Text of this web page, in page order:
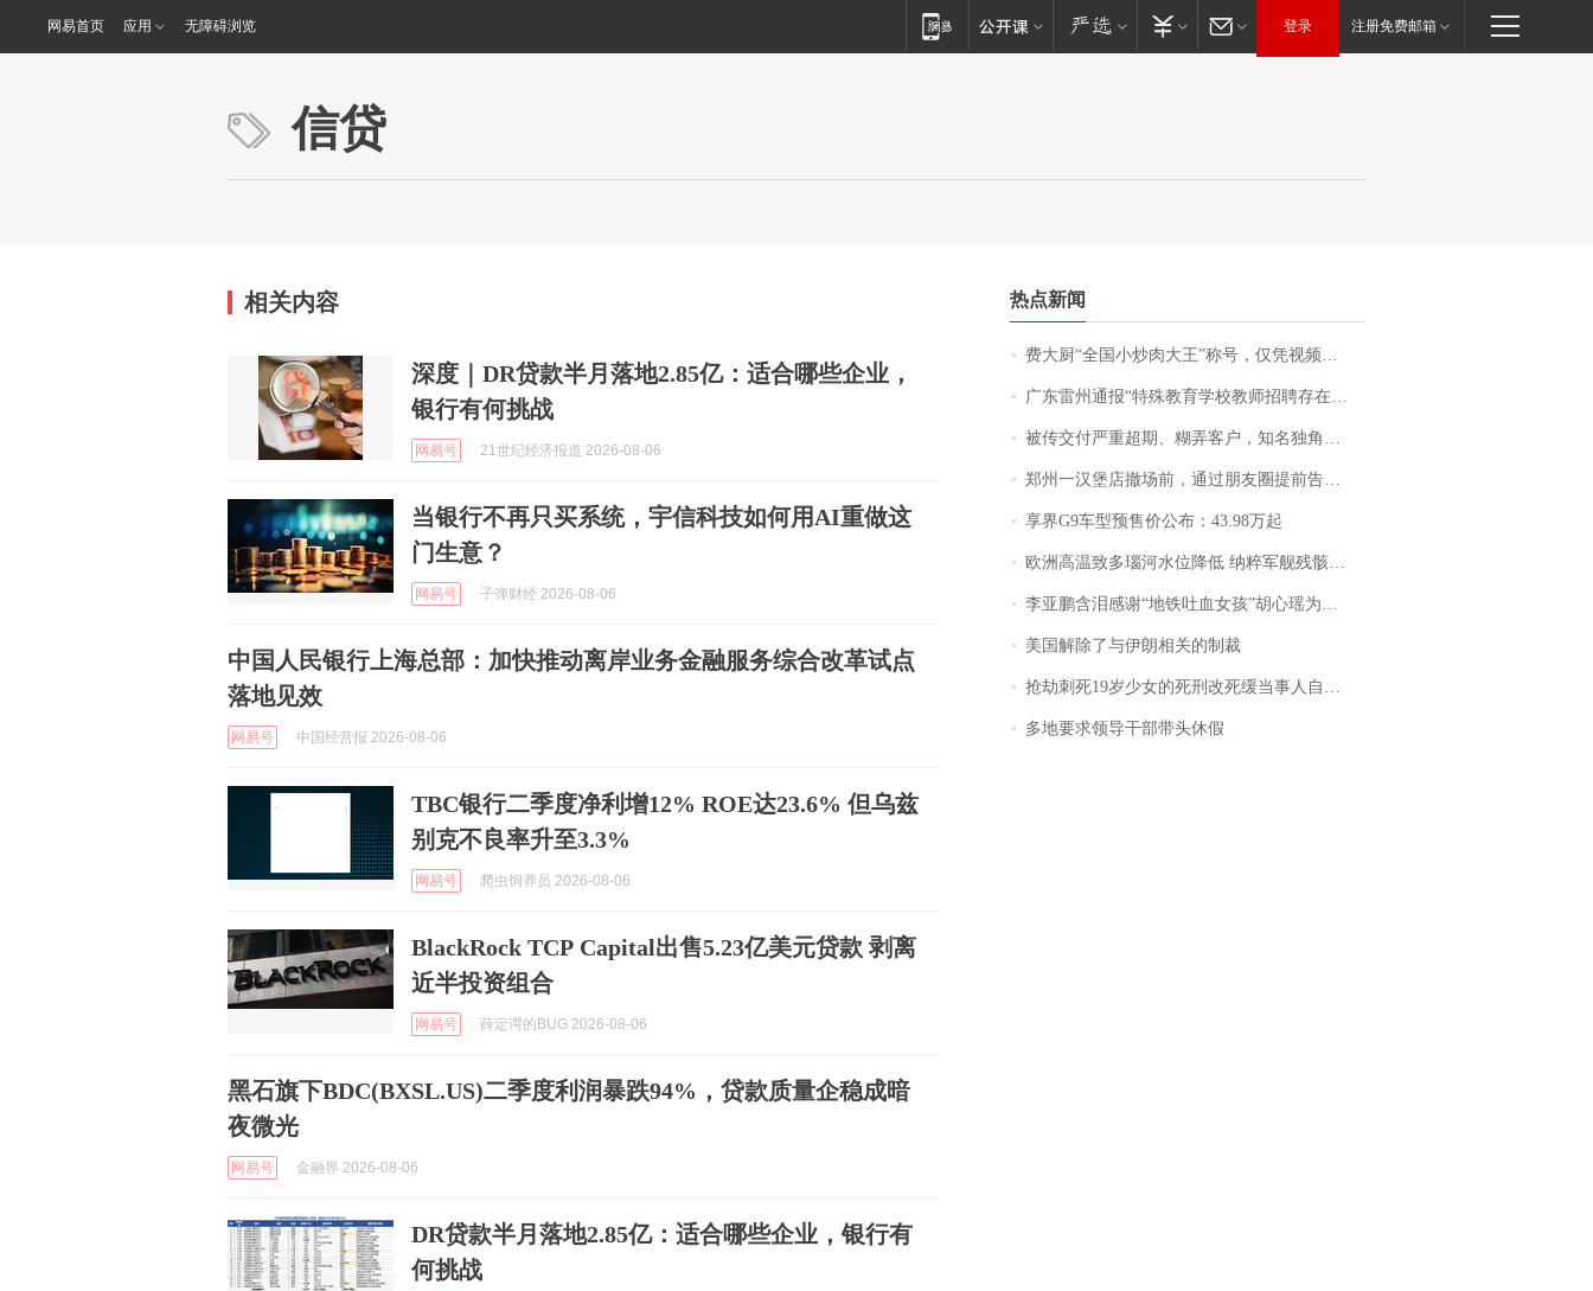
网易首页 应用 无障碍浏览 登录 注册免费邮箱
信贷
相关内容
深度｜DR贷款半月落地2.85亿：适合哪些企业，
银行有何挑战
网易号 21世纪经济报道 2026-08-06
当银行不再只买系统，宇信科技如何用AI重做这
门生意？
网易号 子弹财经 2026-08-06
中国人民银行上海总部：加快推动离岸业务金融服务综合改革试点
落地见效
网易号 中国经营报 2026-08-06
TBC银行二季度净利增12% ROE达23.6% 但乌兹
别克不良率升至3.3%
网易号 爬虫饲养员 2026-08-06
BlackRock TCP Capital出售5.23亿美元贷款 剥离
近半投资组合
网易号 薛定谔的BUG 2026-08-06
黑石旗下BDC(BXSL.US)二季度利润暴跌94%，贷款质量企稳成暗
夜微光
网易号 金融界 2026-08-06
DR贷款半月落地2.85亿：适合哪些企业，银行有
何挑战
热点新闻
费大厨“全国小炒肉大王”称号，仅凭视频评出？中国烹饪协会回应
广东雷州通报“特殊教育学校教师招聘存在违规行为”：已启动问责程序 副校长被停职
被传交付严重超期、糊弄客户，知名独角兽车企创始人回应：都没证据，将依法采取措施，“本人长期与美国交管局保持沟通，对方表示肯定”
郑州一汉堡店撤场前，通过朋友圈提前告知逐一退费，有顾客仅剩1元也全被退回，分文不少；顾客：言而有信，让人感动
享界G9车型预售价公布：43.98万起
欧洲高温致多瑙河水位降低 纳粹军舰残骸重见天日
李亚鹏含泪感谢“地铁吐血女孩”胡心瑶为嫣然天使捐99999元：这份捐赠太沉重，尊重其捐赠意愿，个人向胡心瑶和她的病友之家各捐赠99999元
美国解除了与伊朗相关的制裁
抢劫刺死19岁少女的死刑改死缓当事人自述：出狱11年间始终刻意躲避被害人家属
多地要求领导干部带头休假